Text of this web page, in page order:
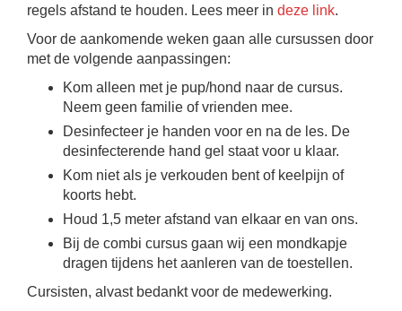
regels afstand te houden. Lees meer in deze link.
Voor de aankomende weken gaan alle cursussen door
met de volgende aanpassingen:
Kom alleen met je pup/hond naar de cursus.
Neem geen familie of vrienden mee.
Desinfecteer je handen voor en na de les. De
desinfecterende hand gel staat voor u klaar.
Kom niet als je verkouden bent of keelpijn of
koorts hebt.
Houd 1,5 meter afstand van elkaar en van ons.
Bij de combi cursus gaan wij een mondkapje
dragen tijdens het aanleren van de toestellen.
Cursisten, alvast bedankt voor de medewerking.